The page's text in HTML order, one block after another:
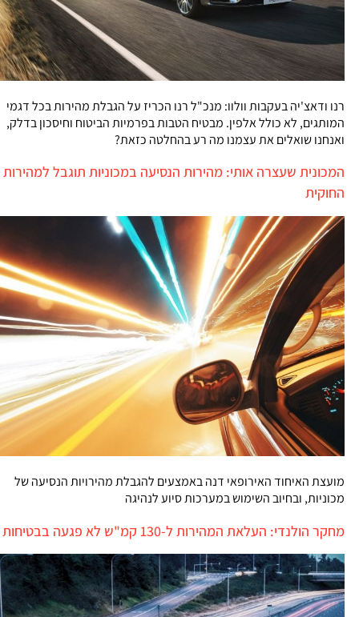
רנו ודאצ'יה בעקבות וולוו: מנכ"ל רנו הכריז על הגבלת מהירות בכל דגמי
המותגים, לא כולל אלפין. מבטיח הטבות בפרמיות הביטוח וחיסכון בדלק,
ואנחנו שואלים את עצמנו מה רע בהחלטה כזאת?
המכונית שעצרה אותי: מהירות הנסיעה במכוניות תוגבל למהירות
החוקית
מועצת האיחוד האירופאי דנה באמצעים להגבלת מהירויות הנסיעה של
מכוניות, ובחיוב השימוש במערכות סיוע לנהיגה
מחקר הולנדי: העלאת המהירות ל-130 קמ"ש לא פגעה בבטיחות